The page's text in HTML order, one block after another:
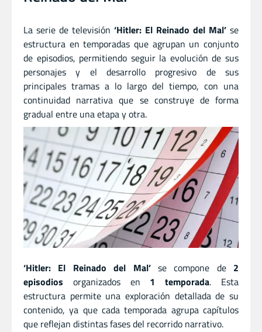
La serie de televisión ‘Hitler: El Reinado del Mal’ se
estructura en temporadas que agrupan un conjunto
de episodios, permitiendo seguir la evolución de sus
personajes y el desarrollo progresivo de sus
principales tramas a lo largo del tiempo, con una
continuidad narrativa que se construye de forma
gradual entre una etapa y otra.
‘Hitler: El Reinado del Mal’se compone de 2
episodios organizados en 1 temporada. Esta
estructura permite una exploración detallada de su
contenido, ya que cada temporada agrupa capítulos
que reflejan distintas fases del recorrido narrativo.